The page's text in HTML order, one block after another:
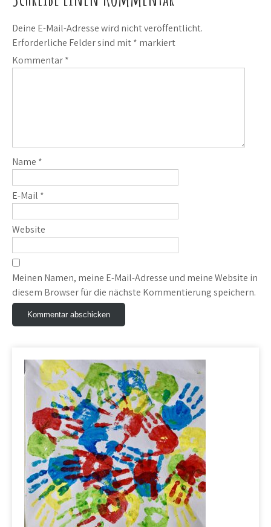
Deine E-Mail-Adresse wird nicht veröffentlicht.
Erforderliche Felder sind mit* markiert
Kommentar*
Name *
E-Mail *
Website
Meinen Namen, meine E-Mail-Adresse und meine Website in
diesem Browser für die nächste Kommentierung speichern.